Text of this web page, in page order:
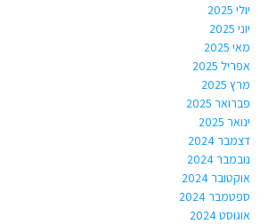
יולי 2025
יוני 2025
מאי 2025
אפריל 2025
מרץ 2025
פברואר 2025
ינואר 2025
דצמבר 2024
נובמבר 2024
אוקטובר 2024
ספטמבר 2024
אוגוסט 2024